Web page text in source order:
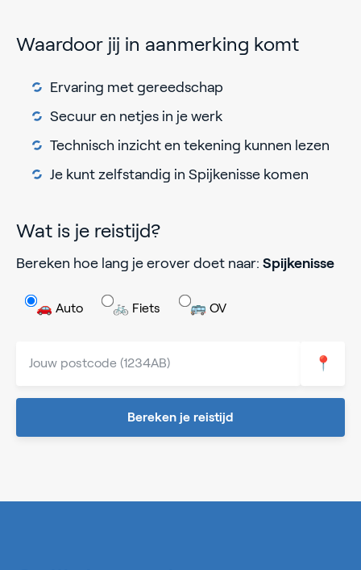
Waardoor jij in aanmerking komt
Ervaring met gereedschap
Secuur en netjes in je werk
Technisch inzicht en tekening kunnen lezen
Je kunt zelfstandig in Spijkenisse komen
Wat is je reistijd?
Bereken hoe lang je erover doet naar: Spijkenisse
🚗 Auto 🚲 Fiets 🚌 OV
📍
Bereken je reistijd